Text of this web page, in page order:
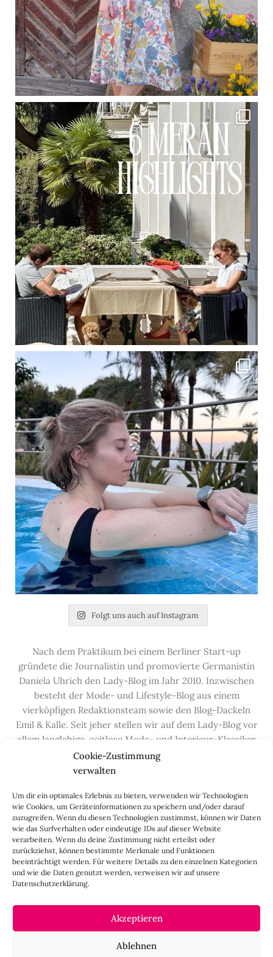
Cookie-Zustimmung
verwalten
Um dir ein optimales Erlebnis zu bieten, verwenden wir Technologien
wie Cookies, um Geräteinformationen zu speichern und/oder darauf
zuzugreifen. Wenn du diesen Technologien zustimmst, können wir Daten
wie das Surfverhalten oder eindeutige IDs auf dieser Website
verarbeiten. Wenn du deine Zustimmung nicht erteilst oder
zurückziehst, können bestimmte Merkmale und Funktionen
beeinträchtigt werden. Für weitere Details zu den einzelnen Kategorien
und wie die Daten genutzt werden, verweisen wir auf unsere
Datenschutzerklärung.
Akzeptieren
Ablehnen
Folgt uns auch auf Instagram
Nach dem Praktikum bei einem Berliner Start-up
gründete die Journalistin und promovierte Germanistin
Daniela Uhrich den Lady-Blog im Jahr 2010. Inzwischen
besteht der Mode- und Lifestyle-Blog aus einem
vierköpfigen Redaktionsteam sowie den Blog-Dackeln
Emil & Kalle. Seit jeher stellen wir auf dem Lady-Blog vor
allem langlebige, zeitlose Mode- und Interieur-Klassiker
vor, die hochwertig verarbeitet und unter guten
Bedingungen hergestellt wurden – gerne „Made in
Handwerksberufe und kleine feine Firmen, denen wir
hier auf dem Blog eine Präsentationsfläche bieten, sowie
alle Dinge, die das Leben ein bisschen schöner machen.
Darüber hinaus legen wir großen Wert auf den
Austausch mit Euch, den Leserinnen – über die
Kommentarfunktion, dieLady-Frage, dieLove-List
auch überInstagram
IMPRESSUM